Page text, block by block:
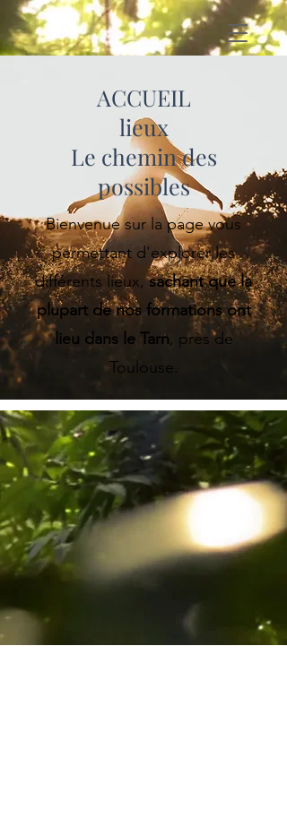
ACCUEIL
lieux
Le chemin des
possibles
Bienvenue sur la page vous
permettant d'explorer les
différents lieux,sachant que la
plupart de nos formations ont
lieu dans le Tarn, près de
Toulouse.